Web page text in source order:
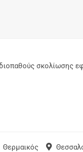
σκολίωσης
Θερμαικός